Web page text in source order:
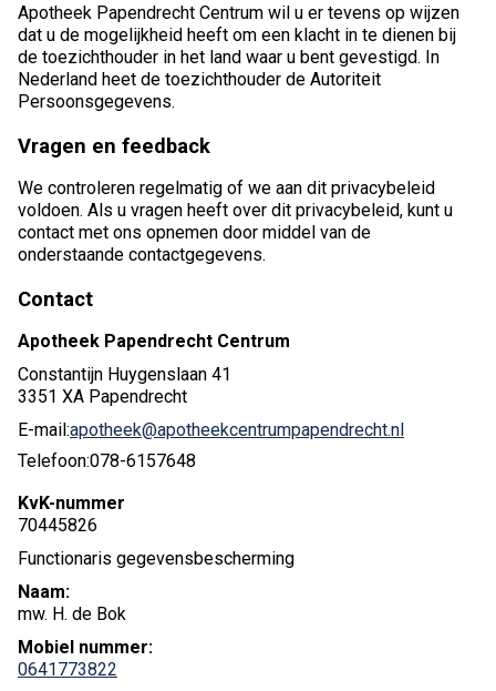
Apotheek Papendrecht Centrum wil u er tevens op wijzen
dat u de mogelijkheid heeft om een klacht in te dienen bij
de toezichthouder in het land waar u bent gevestigd. In
Nederland heet de toezichthouder de Autoriteit
Persoonsgegevens.
Vragen en feedback
We controleren regelmatig of we aan dit privacybeleid
voldoen. Als u vragen heeft over dit privacybeleid, kunt u
contact met ons opnemen door middel van de
onderstaande contactgegevens.
Contact
Apotheek Papendrecht Centrum
Constantijn Huygenslaan 41
3351 XA Papendrecht
E-mail:apotheek@apotheekcentrumpapendrecht.nl
Telefoon:078-6157648
KvK-nummer
70445826
Functionaris gegevensbescherming
Naam:
mw. H. de Bok
Mobiel nummer:
0641773822